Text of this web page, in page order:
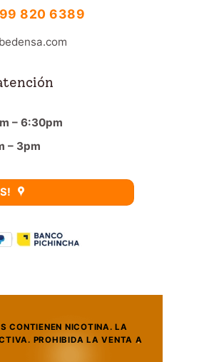
820 6389
– 6:30pm
– 3pm
CONTIENEN NICOTINA. LA
PROHIBIDA LA VENTA A